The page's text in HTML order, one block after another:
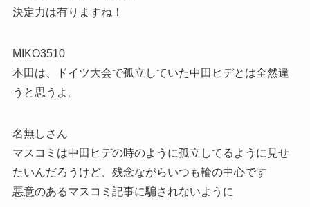
決定力は有りますね！
MIKO3510
本田は、ドイツ大会で孤立していた中田ヒデとは全然違
うと思うよ。
名無しさん
マスコミは中田ヒデの時のように孤立してるように見せ
たいんだろうけど、残念ながらいつも輪の中心です
悪意のあるマスコミ記事に騙されないように